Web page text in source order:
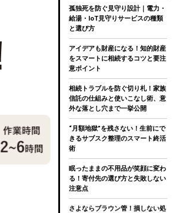
孤独死を防ぐ見守り設計｜電力・
給湯・IoT見守りサービスの種類
と選び方
アイデアも財産になる！知的財産
をスマートに相続するコツと要注
意ポイント
相続トラブルを防ぐ切り札！家族
信託の仕組みと使いこなし術、意
外な落とし穴まで一挙公開
“月額地獄”を残さない！生前にで
きるサブスク整理のスマート終活
術
眠ったままの不用品が笑顔に変わ
る！寄付先の選び方と失敗しない
注意点
さよならブラウン管！損しない処